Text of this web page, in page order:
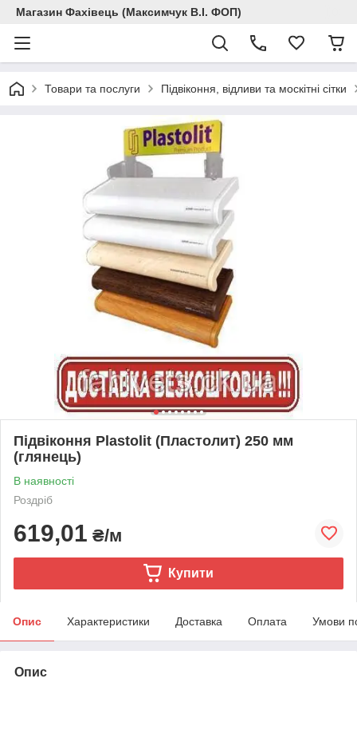
Магазин Фахівець (Максимчук В.І. ФОП)
Товари та послуги Підвіконня, відливи та москітні сітки
Підвіконня Plastolit (Пластолит) 250 мм
(глянець)
В наявності
Роздріб
619,01 ₴/м
Купити
Опис Характеристики Доставка Оплата Умови
Опис